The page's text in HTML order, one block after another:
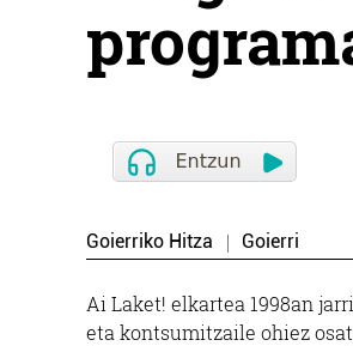
Goierriko Hitza Goierri
Ai Laket! elkartea 1998an
eta kontsumitzaile ohiez